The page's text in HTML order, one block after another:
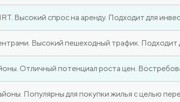
Высокий спрос на аренду. Подходит для
Высокий пешеходный трафик. Подходит
Отличный потенциал роста цен.
Популярны для покупки жилья с целью